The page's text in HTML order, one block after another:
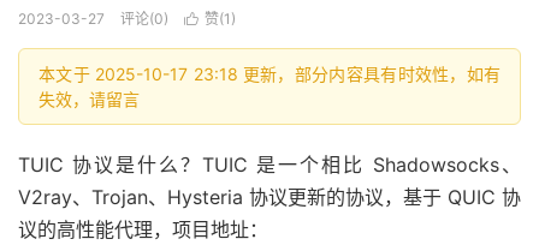
2023-03-27 评论(0)  赞(1 )
本文于 2025-10-17 23:18 更新，部分内容具有时效性，如有
失效，请留言
TUIC 协议是什么？TUIC 是一个相比 Shadowsocks、
V2ray、Trojan、Hysteria 协议更新的协议，基于 QUIC 协
议的高性能代理，项目地址：